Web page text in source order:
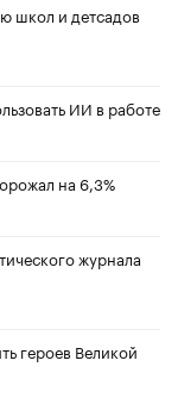
школ и детсадов
ИИ в работе
на 6,3%
журнала
героев Великой